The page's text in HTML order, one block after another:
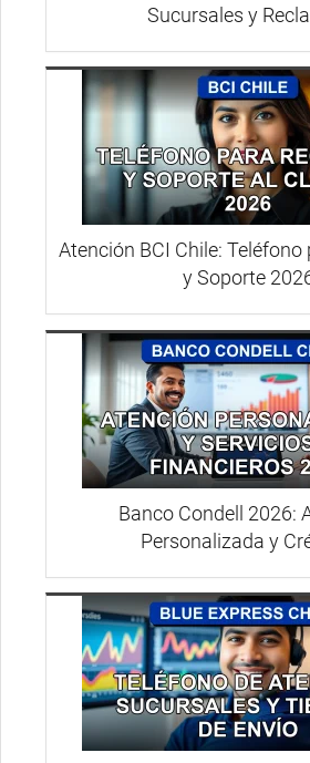
Sucursales y
Atención BCI Chile: Teléfono
y Soporte
Banco Condell 2026:
Personalizada y